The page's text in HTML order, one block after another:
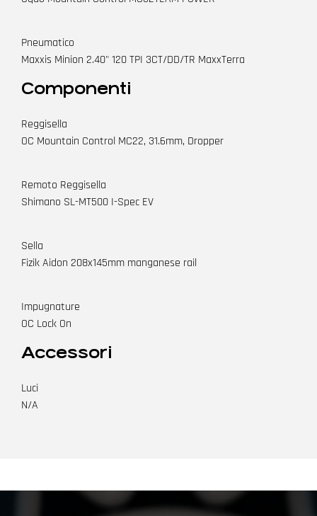
Pneumatico
Maxxis Minion 2.40" 120 TPI 3CT/DD/TR MaxxTerra
Componenti
Reggisella
OC Mountain Control MC22, 31.6mm, Dropper
Remoto Reggisella
Shimano SL-MT500 I-Spec EV
Sella
Fizik Aidon 208x145mm manganese rail
Impugnature
OC Lock On
Accessori
Luci
N/A